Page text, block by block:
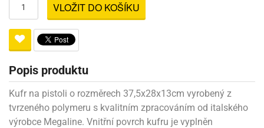
VLOŽIT DO KOŠÍKU
Popis produktu
Kufr na pistoli o rozměrech 37,5x28x13cm vyrobený z
tvrzeného polymeru s kvalitním zpracováním od italského
výrobce Megaline. Vnitřní povrch kufru je vyplněn